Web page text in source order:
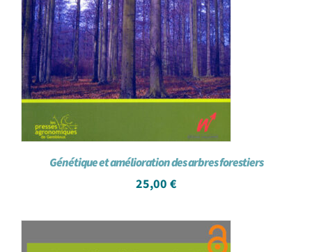
Génétique et amélioration des arbres forestiers
25,00 €